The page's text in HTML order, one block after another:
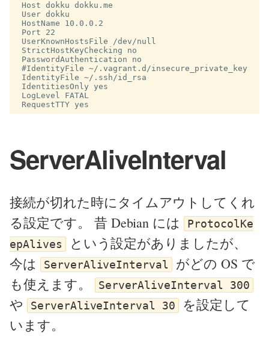
Host dokku dokku.me
User dokku
HostName 10.0.0.2
Port 22
UserKnownHostsFile /dev/null
StrictHostKeyChecking no
PasswordAuthentication no
#IdentityFile ~/.vagrant.d/insecure_private_key
IdentityFile ~/.ssh/id_rsa
IdentitiesOnly yes
LogLevel FATAL
ServerAliveInterval
接続が切れた時にタイムアウトしてくれ
る設定です。 昔 Debian には ProtocolKe
epAlives という設定がありましたが、
今は
ServerAliveInterval
がどの OS で
も使えます。
ServerAliveInterval 300
や ServerAliveInterval 30 を設定して
います。